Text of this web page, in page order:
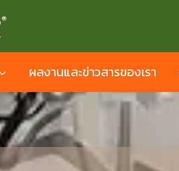
ผลงานและข่าวสารของเรา